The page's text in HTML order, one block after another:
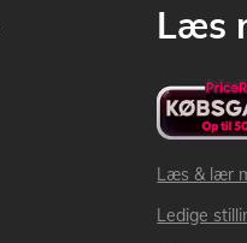
Læs
Læs & lær
Ledige